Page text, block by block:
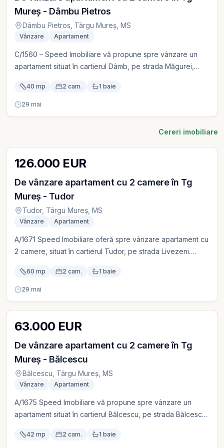
Mureș - Dâmbu Pietros
Dâmbu Pietros, Târgu Mureș, MS
Vânzare Apartament
C/1560 – Speed Imobiliare vă propune spre vânzare un
apartament situat în cartierul Dâmb, pe strada Măgurei,
este amplasat la etajul 4/4, beneficiind de acoperiș recent
renovat, aflat încă în garanție. Apartamentul este dotat cu
vizionări, vă stăm cu plăcere la dispoziție.
40 mp 2 cam. 1 baie
29 mai
Cereri imobiliare
126.000 EUR
De vânzare apartament cu 2 camere în Tg
Mureș - Tudor
Tudor, Târgu Mureș, MS
Vânzare Apartament
A/1671 Speed Imobiliare oferă spre vânzare apartament cu
2 camere, situat în cartierul Tudor, pe strada Livezeni.
dispune de: centrală termică proprie geamuri termopan
apartament complet mobilat și utilat amenajare modernă
este 126.000 EUR
60 mp 2 cam. 1 baie
29 mai
63.000 EUR
De vânzare apartament cu 2 camere în Tg
Mureș - Bălcescu
Bălcescu, Târgu Mureș, MS
Vânzare Apartament
A/1675 Speed Imobiliare vă propune spre vânzare un
apartament situat în cartierul Bălcescu, pe strada Bălcescu,
urbane. Imobilul este compus din 2 camere, are o
42 mp 2 cam. 1 baie